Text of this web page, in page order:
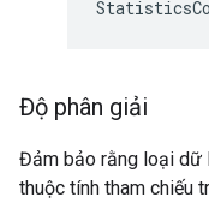
Độ phân giải
Đảm bảo rằng loại dữ
thuộc tính tham chiếu